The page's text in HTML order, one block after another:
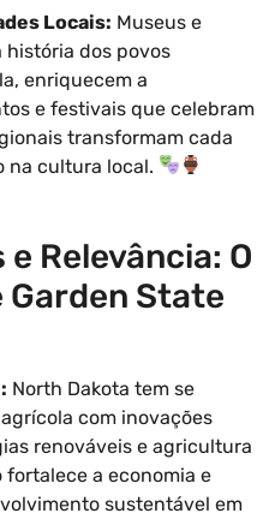
Locais: Museus e
dos povos
enriquecem a
e festivais que celebram
transformam cada
na cultura local.
Relevância: O
Garden State
North Dakota tem se
com inovações
renováveis e agricultura
fortalece a economia e
sustentável em